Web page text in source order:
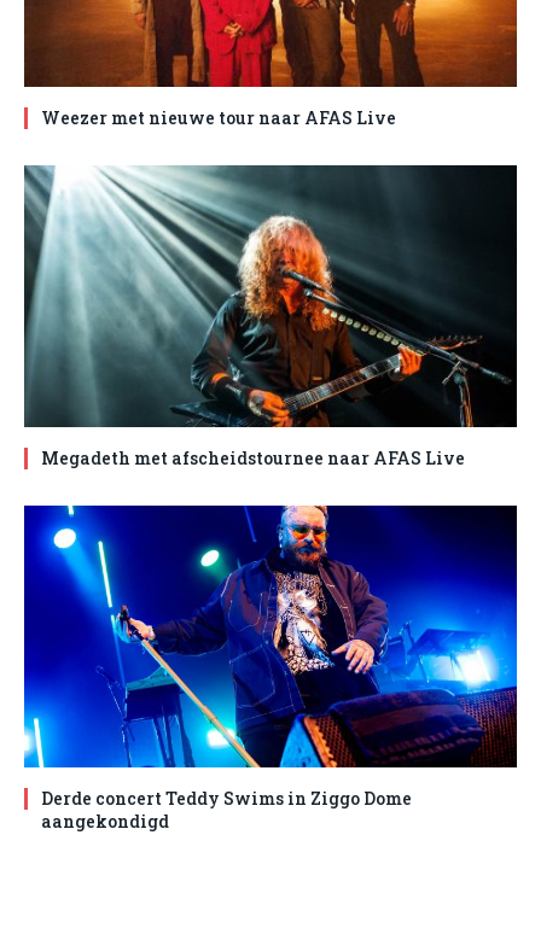
Weezer met nieuwe tour naar AFAS Live
Megadeth met afscheidstournee naar AFAS Live
Derde concert Teddy Swims in Ziggo Dome
aangekondigd